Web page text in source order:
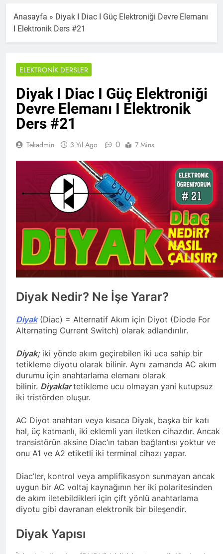
Anasayfa » Diyak I Diac I Güç Elektroniği Devre Elemanı
I Elektronik Ders #21
ELEKTRONIK DERSLER
Diyak I Diac I Güç Elektroniği
Devre Elemanı I Elektronik
Ders #21
Tekadmin 3 Yıl Ago 0 7 Mins
Diyak Nedir? Ne İşe Yarar?
Diyak(Diac) = Alternatif Akım için Diyot (Diode For
Alternating Current Switch) olarak adlandırılır.
Diyak;iki yönde akım geçirebilen iki uca sahip bir
tetikleme diyotu olarak bilinir. Aynı zamanda AC akım
durumu için anahtarlama elemanı olarak
bilinir. Diyaklar tetikleme ucu olmayan yani kutupsuz
iki tristörden oluşur.
AC Diyot anahtarı veya kısaca Diyak, başka bir katı
hal, üç katmanlı, iki eklemli yarı iletken cihazdır. Ancak
transistörün aksine Diac’ın taban bağlantısı yoktur ve
onu A1 ve A2 etiketli iki terminal cihazı yapar.
Diac’ler, kontrol veya amplifikasyon sunmayan ancak
uygun bir AC voltaj kaynağının her iki polaritesinden
de akım iletebildikleri için çift yönlü anahtarlama
diyotu gibi davranan elektronik bir bileşendir.
Diyak Yapısı